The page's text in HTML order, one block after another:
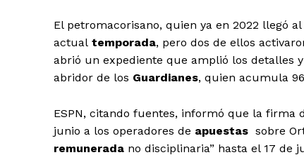
El petromacorisano, quien ya en 2022 llegó
actual temporada, pero dos de ellos
abrió un expediente que amplió los detalles
abridor de los Guardianes, quien acumula
ESPN, citando fuentes, informó que la firma
junio a los operadores de apuestas sobre
remunerada no disciplinaria” hasta el 17 de